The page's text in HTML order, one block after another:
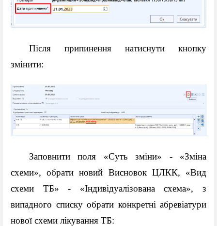
Після припинення натиснути кнопку
змінити:
Заповнити поля «Суть зміни» - «Зміна
схеми», обрати новий Висновок ЦЛКК, «Вид
схеми ТБ» - «Індивідуалізована схема», з
випадного списку обрати конкретні абревіатури
нової схеми лікування ТБ: